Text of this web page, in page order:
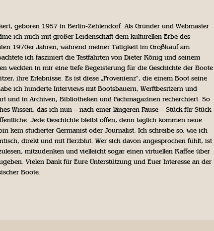
geboren 1957 in Berlin-Zehlendorf. Als Gründer und Webmaster
ich mich mit großer Leidenschaft dem kulturellen Erbe des
1970er Jahren, während meiner Tätigkeit im Großkauf am
ich fasziniert die Testfahrten von Dieter König und seinem
weckten in mir eine tiefe Begeisterung für die Geschichte der Boote
ihre Erlebnisse. Es ist diese „Provenienz“, die einem Boot seine
ich hunderte Interviews mit Bootsbauern, Werftbesitzern und
und in Archiven, Bibliotheken und Fachmagazinen recherchiert. So
Wissen, das ich nun – nach einer längeren Pause – Stück für Stück
Jede Geschichte bleibt offen, denn täglich kommen neue
kein studierter Germanist oder Journalist. Ich schreibe so, wie ich
direkt und mit Herzblut. Wer sich davon angesprochen fühlt, ist
mitzudenken und vielleicht sogar einen virtuellen Kaffee über
Vielen Dank für Eure Unterstützung und Euer Interesse an der
Boote.